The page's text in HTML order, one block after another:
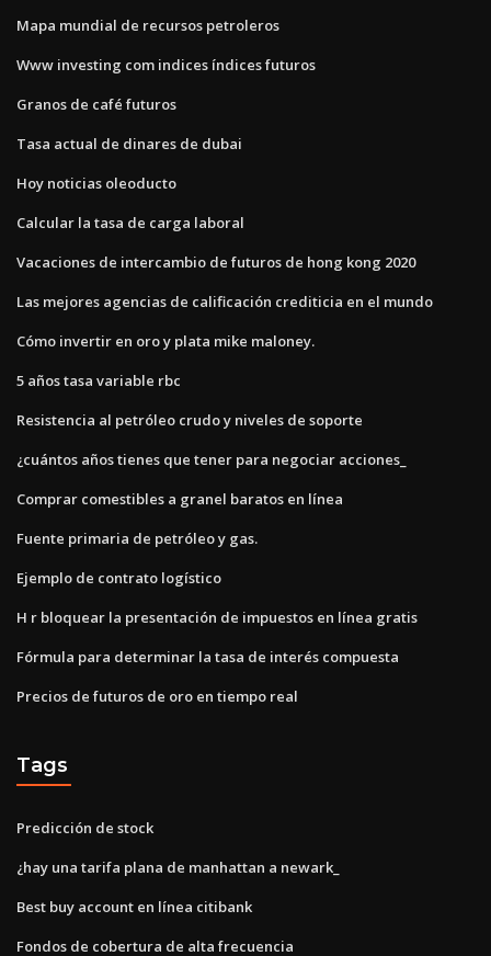
Mapa mundial de recursos petroleros
Www investing com indices índices futuros
Granos de café futuros
Tasa actual de dinares de dubai
Hoy noticias oleoducto
Calcular la tasa de carga laboral
Vacaciones de intercambio de futuros de hong kong 2020
Las mejores agencias de calificación crediticia en el mundo
Cómo invertir en oro y plata mike maloney.
5 años tasa variable rbc
Resistencia al petróleo crudo y niveles de soporte
¿cuántos años tienes que tener para negociar acciones_
Comprar comestibles a granel baratos en línea
Fuente primaria de petróleo y gas.
Ejemplo de contrato logístico
H r bloquear la presentación de impuestos en línea gratis
Fórmula para determinar la tasa de interés compuesta
Precios de futuros de oro en tiempo real
Tags
Predicción de stock
¿hay una tarifa plana de manhattan a newark_
Best buy account en línea citibank
Fondos de cobertura de alta frecuencia